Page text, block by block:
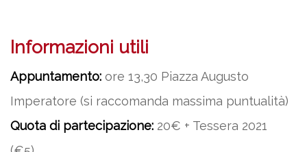
Informazioni utili
Appuntamento: ore 13,30 Piazza Augusto
Imperatore (si raccomanda massima puntualità)
Quota di partecipazione: 20€ + Tessera 2021